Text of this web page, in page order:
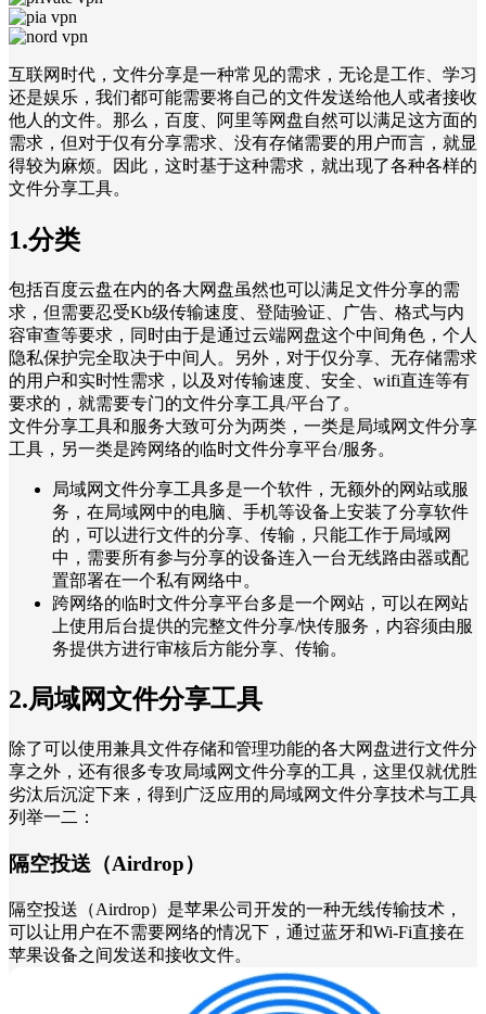
互联网时代，文件分享是一种常见的需求，无论是工作、学习
还是娱乐，我们都可能需要将自己的文件发送给他人或者接收
他人的文件。那么，百度、阿里等网盘自然可以满足这方面的
需求，但对于仅有分享需求、没有存储需要的用户而言，就显
得较为麻烦。因此，这时基于这种需求，就出现了各种各样的
文件分享工具。
1.分类
包括百度云盘在内的各大网盘虽然也可以满足文件分享的需
求，但需要忍受Kb级传输速度、登陆验证、广告、格式与内
容审查等要求，同时由于是通过云端网盘这个中间角色，个人
隐私保护完全取决于中间人。另外，对于仅分享、无存储需求
的用户和实时性需求，以及对传输速度、安全、wifi直连等有
要求的，就需要专门的文件分享工具/平台了。
文件分享工具和服务大致可分为两类，一类是局域网文件分享
工具，另一类是跨网络的临时文件分享平台/服务。
局域网文件分享工具多是一个软件，无额外的网站或服
务，在局域网中的电脑、手机等设备上安装了分享软件
的，可以进行文件的分享、传输，只能工作于局域网
中，需要所有参与分享的设备连入一台无线路由器或配
置部署在一个私有网络中。
跨网络的临时文件分享平台多是一个网站，可以在网站
上使用后台提供的完整文件分享/快传服务，内容须由服
务提供方进行审核后方能分享、传输。
2.局域网文件分享工具
除了可以使用兼具文件存储和管理功能的各大网盘进行文件分
享之外，还有很多专攻局域网文件分享的工具，这里仅就优胜
劣汰后沉淀下来，得到广泛应用的局域网文件分享技术与工具
列举一二：
隔空投送（Airdrop）
隔空投送（Airdrop）是苹果公司开发的一种无线传输技术，
可以让用户在不需要网络的情况下，通过蓝牙和Wi-Fi直接在
苹果设备之间发送和接收文件。